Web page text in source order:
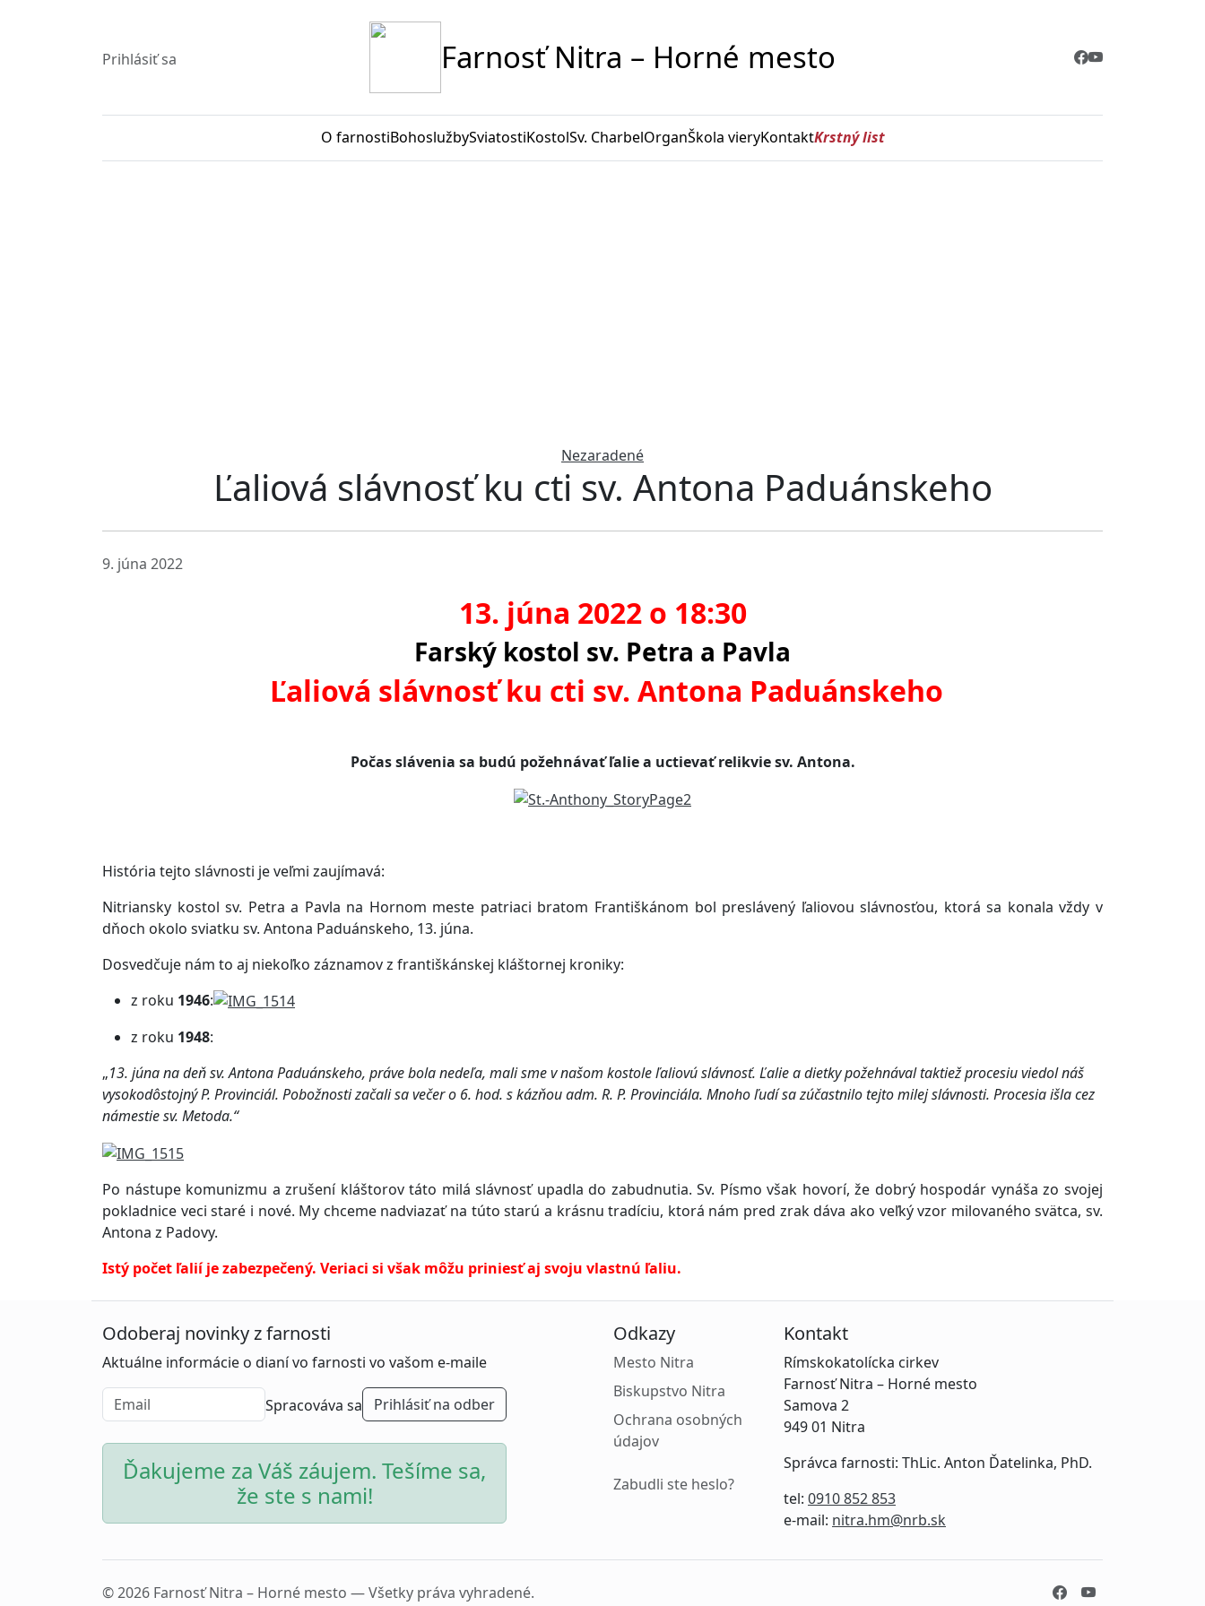
Prihlásiť sa Farnosť Nitra – Horné mesto
O farnostiBohoslužbySviatostiKostolSv. CharbelOrganŠkola vieryKontaktKrstný list
Nezaradené
Ľaliová slávnosť ku cti sv. Antona Paduánskeho
9. júna 2022
13. júna 2022 o 18:30
Farský kostol sv. Petra a Pavla
Ľaliová slávnosť ku cti sv. Antona Paduánskeho
Počas slávenia sa budú požehnávať ľalie a uctievať relikvie sv. Antona.
História tejto slávnosti je veľmi zaujímavá:
Nitriansky kostol sv. Petra a Pavla na Hornom meste patriaci bratom Františkánom bol preslávený ľaliovou slávnosťou, ktorá sa konala vždy v
dňoch okolo sviatku sv. Antona Paduánskeho, 13. júna.
Dosvedčuje nám to aj niekoľko záznamov z františkánskej kláštornej kroniky:
z roku 1946:
z roku 1948:
„13. júna na deň sv. Antona Paduánskeho, práve bola nedeľa, mali sme v našom kostole ľaliovú slávnosť. Ľalie a dietky požehnával taktiež procesiu viedol náš
vysokodôstojný P. Provinciál. Pobožnosti začali sa večer o 6. hod. s kázňou adm. R. P. Provinciála. Mnoho ľudí sa zúčastnilo tejto milej slávnosti. Procesia išla cez
námestie sv. Metoda.“
Po nástupe komunizmu a zrušení kláštorov táto milá slávnosť upadla do zabudnutia. Sv. Písmo však hovorí, že dobrý hospodár vynáša zo svojej
pokladnice veci staré i nové. My chceme nadviazať na túto starú a krásnu tradíciu, ktorá nám pred zrak dáva ako veľký vzor milovaného svätca, sv.
Antona z Padovy.
Istý počet ľalií je zabezpečený. Veriaci si však môžu priniesť aj svoju vlastnú ľaliu.
Odoberaj novinky z farnosti
Aktuálne informácie o dianí vo farnosti vo vašom e-maile
Spracováva sa Prihlásiť na odber
Ďakujeme za Váš záujem. Tešíme sa,
že ste s nami!
Odkazy
Mesto Nitra
Biskupstvo Nitra
Ochrana osobných
údajov
Zabudli ste heslo?
Kontakt
Rímskokatolícka cirkev
Farnosť Nitra – Horné mesto
Samova 2
949 01 Nitra
Správca farnosti: ThLic. Anton Ďatelinka, PhD.
tel: 0910 852 853
e-mail: nitra.hm@nrb.sk
© 2026 Farnosť Nitra – Horné mesto — Všetky práva vyhradené.